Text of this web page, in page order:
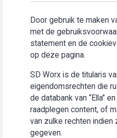
Door gebruik te maken
met de
statement en de
op deze pagina.
SD Worx is de titularis
eigendomsrechten die
de databank van “Ella”
raadplegen content, of
van zulke rechten indien
gegeven.